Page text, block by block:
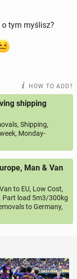
o tym myślisz?
HOW TO ADD?
shipping
Shipping,
Monday-
Man & Van
to EU, Low Cost,
Part load 5m3/300kg
to Germany,